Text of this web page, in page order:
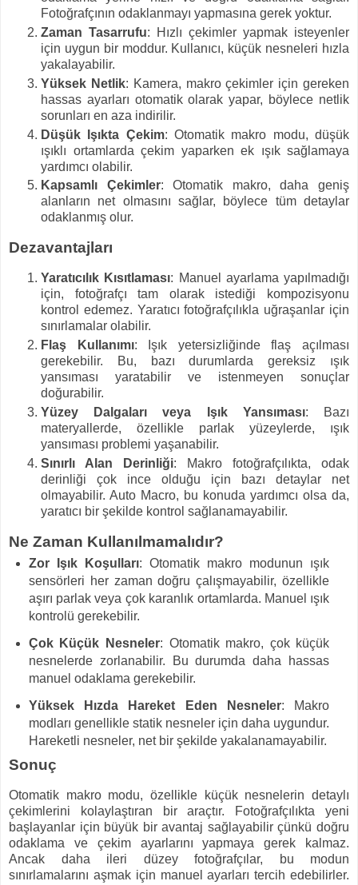
Fotoğrafçının odaklanmayı yapmasına gerek yoktur.
Zaman Tasarrufu: Hızlı çekimler yapmak isteyenler
için uygun bir moddur. Kullanıcı, küçük nesneleri hızla
yakalayabilir.
Yüksek Netlik: Kamera, makro çekimler için gereken
hassas ayarları otomatik olarak yapar, böylece netlik
sorunları en aza indirilir.
Düşük Işıkta Çekim: Otomatik makro modu, düşük
ışıklı ortamlarda çekim yaparken ek ışık sağlamaya
yardımcı olabilir.
Kapsamlı Çekimler: Otomatik makro, daha geniş
alanların net olmasını sağlar, böylece tüm detaylar
odaklanmış olur.
Dezavantajları
Yaratıcılık Kısıtlaması: Manuel ayarlama yapılmadığı
için, fotoğrafçı tam olarak istediği kompozisyonu
kontrol edemez. Yaratıcı fotoğrafçılıkla uğraşanlar için
sınırlamalar olabilir.
Flaş Kullanımı: Işık yetersizliğinde flaş açılması
gerekebilir. Bu, bazı durumlarda gereksiz ışık
yansıması yaratabilir ve istenmeyen sonuçlar
doğurabilir.
Yüzey Dalgaları veya Işık Yansıması: Bazı
materyallerde, özellikle parlak yüzeylerde, ışık
yansıması problemi yaşanabilir.
Sınırlı Alan Derinliği: Makro fotoğrafçılıkta, odak
derinliği çok ince olduğu için bazı detaylar net
olmayabilir. Auto Macro, bu konuda yardımcı olsa da,
yaratıcı bir şekilde kontrol sağlanamayabilir.
Ne Zaman Kullanılmamalıdır?
Zor Işık Koşulları: Otomatik makro modunun ışık
sensörleri her zaman doğru çalışmayabilir, özellikle
aşırı parlak veya çok karanlık ortamlarda. Manuel ışık
kontrolü gerekebilir.
Çok Küçük Nesneler: Otomatik makro, çok küçük
nesnelerde zorlanabilir. Bu durumda daha hassas
manuel odaklama gerekebilir.
Yüksek Hızda Hareket Eden Nesneler: Makro
modları genellikle statik nesneler için daha uygundur.
Hareketli nesneler, net bir şekilde yakalanamayabilir.
Sonuç
Otomatik makro modu, özellikle küçük nesnelerin detaylı
çekimlerini kolaylaştıran bir araçtır. Fotoğrafçılıkta yeni
başlayanlar için büyük bir avantaj sağlayabilir çünkü doğru
odaklama ve çekim ayarlarını yapmaya gerek kalmaz.
Ancak daha ileri düzey fotoğrafçılar, bu modun
sınırlamalarını aşmak için manuel ayarları tercih edebilirler.